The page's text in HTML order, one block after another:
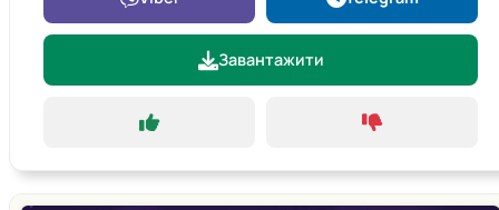
Завантажити